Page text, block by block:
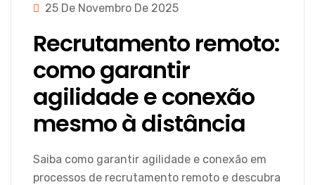
25 De Novembro De 2025
Recrutamento remoto:
como garantir
agilidade e conexão
mesmo à distância
Saiba como garantir agilidade e conexão em
processos de recrutamento remoto e descubra